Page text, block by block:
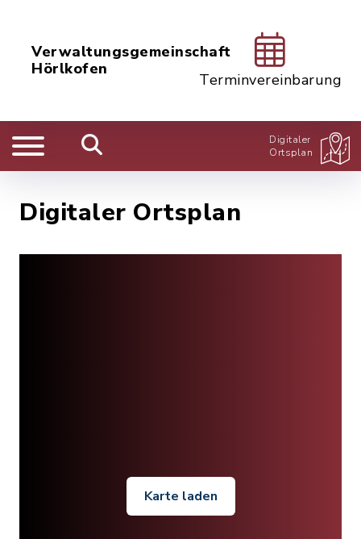
Verwaltungsgemeinschaft
Hörlkofen
Terminvereinbarung
Digitaler
Ortsplan
Digitaler Ortsplan
Karte laden